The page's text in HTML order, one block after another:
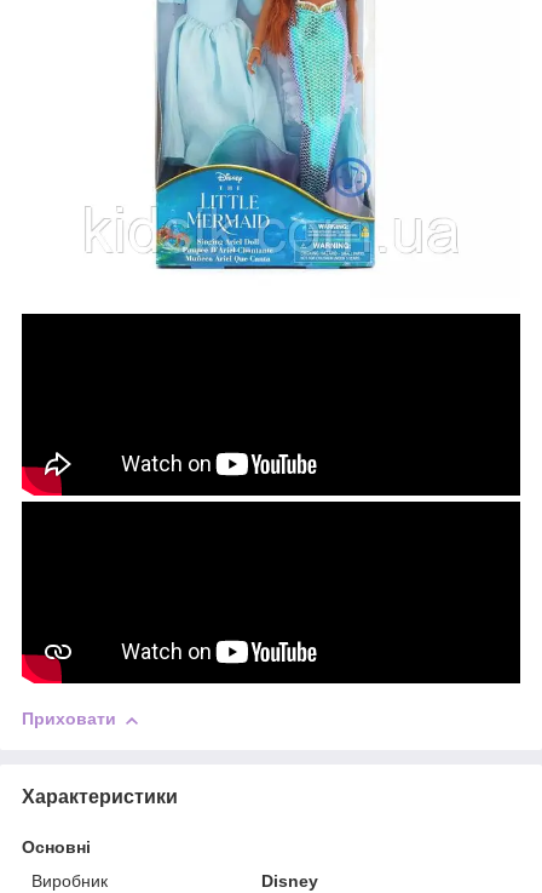
Приховати
Характеристики
Основні
Виробник
Disney